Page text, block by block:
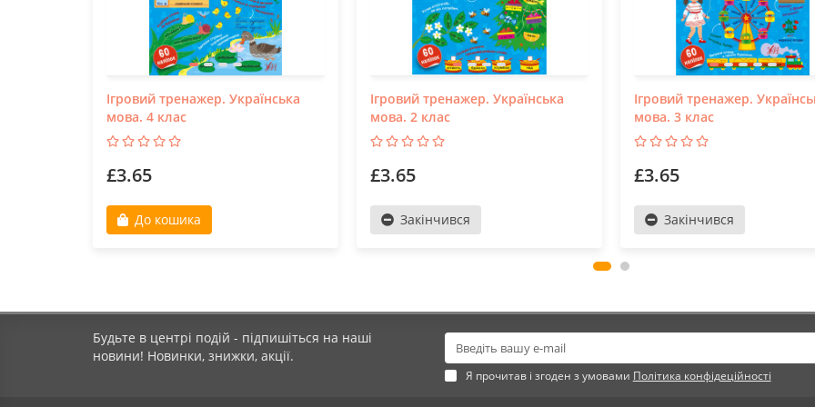
Ігровий тренажер. Українська
мова. 4 клас
£3.65
До кошика
Ігровий тренажер. Українська
мова. 2 клас
£3.65
Закінчився
Ігровий тренажер.
мова. 3 клас
£3.65
Закінчився
Будьте в центрі подій - підпишіться на наші
новини! Новинки, знижки, акції.
Я прочитав і згоден з умовами Політика конфідеційності